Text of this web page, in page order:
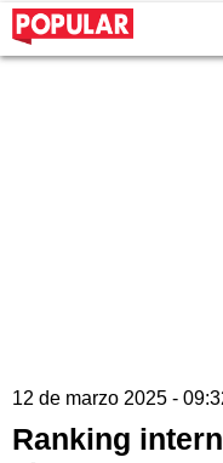
12 de marzo 2025 -
Ranking